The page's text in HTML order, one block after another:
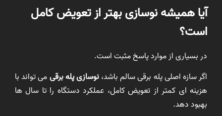
آیا همیشه نوسازی بهتر از تعویض کامل
است؟
در بسیاری از موارد پاسخ مثبت است.
اگر سازه اصلی پله برقی سالم باشد،نوسازی پله برقیمی تواند با
هزینه ای کمتر از تعویض کامل، عملکرد دستگاه را تا سال ها
بهبود دهد.